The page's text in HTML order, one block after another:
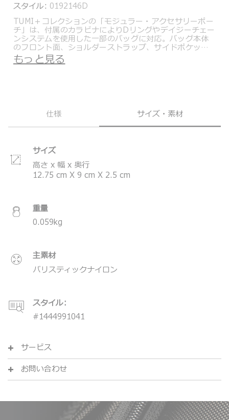
スタイル: 0192146D
TUMI＋コレクションの「モジュラー・アクセサリーポー
チ」は、付属のカラビナによりDリングやデイジーチェー
ンシステムを使用した一部のバッグに対応。バッグ本体
のフロント面、ショルダーストラップ、サイドポケット
部に装着することで必需品に素早くアクセス可能、身の
回りの小物の収納にも便利です。
TUMI+（トゥミプラス）は、Alpha Bravoコレクション
及びその他のいくつかのスタイルに装着し、組み合わせ
セサリーです。
＊製品の仕様は予告なく変更する場合があります。
もっと見る
仕様 サイズ・素材
サイズ
高さ x 幅 x 奥行
12.75 cm X 9 cm X 2.5 cm
重量
0.059kg
主素材
バリスティックナイロン
スタイル:
#1444991041
サービス
お問い合わせ